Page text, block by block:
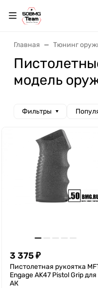
Главная Тюнинг
модель
Фильтры
3 375₽
Пистолетная рукоятка
Engage AK47 Pistol Grip для
АК